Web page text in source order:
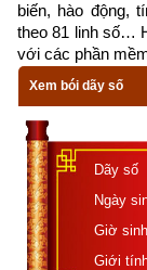
77. Bậc hiền trí
Bỏ đường tà,
Người lành quý
Còn phường
78. Chớ kết bạn
Kẻ dối gian, cay
biến, hào động,
theo 81 linh số…
với các phần
Xem bói dãy số
Dãy số
Ngày
Giờ sinh
Giới